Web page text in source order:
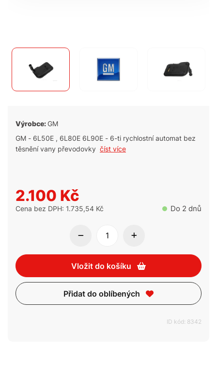
Výrobce:GM
GM - 6L50E , 6L80E 6L90E - 6-ti rychlostní automat bez
těsnění vany převodovky číst více
2.100 Kč
Cena bez DPH: 1.735,54 Kč Do 2 dnů
Vložit do košíku
Přidat do oblíbených
ID kód: 8342